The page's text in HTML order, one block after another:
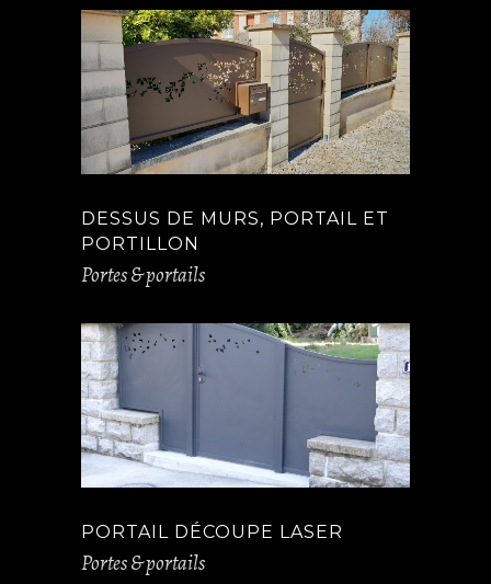
DESSUS DE MURS, PORTAIL ET
PORTILLON
Portes & portails
PORTAIL DÉCOUPE LASER
Portes & portails